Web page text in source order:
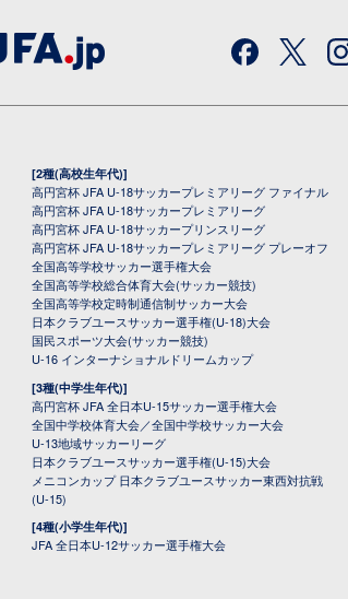
[2種(高校生年代)]
高円宮杯 JFA U-18サッカープレミアリーグ ファイナル
高円宮杯 JFA U-18サッカープレミアリーグ
高円宮杯 JFA U-18サッカープリンスリーグ
高円宮杯 JFA U-18サッカープレミアリーグ プレーオフ
全国高等学校サッカー選手権大会
全国高等学校総合体育大会(サッカー競技)
全国高等学校定時制通信制サッカー大会
日本クラブユースサッカー選手権(U-18)大会
国民スポーツ大会(サッカー競技)
U-16 インターナショナルドリームカップ
[3種(中学生年代)]
高円宮杯 JFA 全日本U-15サッカー選手権大会
全国中学校体育大会／全国中学校サッカー大会
U-13地域サッカーリーグ
日本クラブユースサッカー選手権(U-15)大会
メニコンカップ 日本クラブユースサッカー東西対抗戦
(U-15)
[4種(小学生年代)]
JFA 全日本U-12サッカー選手権大会